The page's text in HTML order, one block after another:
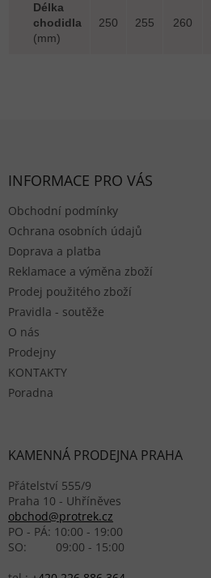
Délka
chodidla
(mm)
250 255 260
INFORMACE PRO VÁS
Obchodní podmínky
Ochrana osobních údajů
Doprava a platba
Reklamace a výměna zboží
Prodej použitého zboží
Pravidla - soutěže
O nás
Prodejny
KONTAKTY
Poradna
KAMENNÁ PRODEJNA PRAHA
Přátelství 555/9
Praha 10 - Uhříněves
obchod@protrek.cz
PO - PÁ: 10:00 - 19:00
SO: 09:00 - 15:00